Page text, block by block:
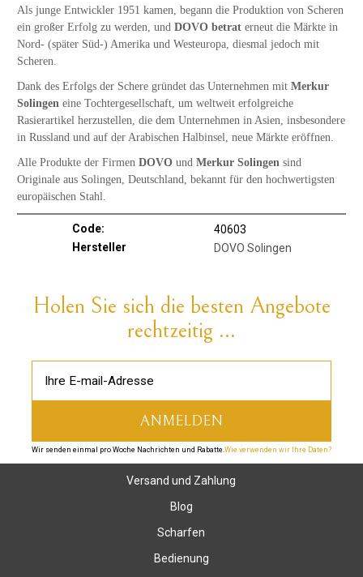
Als junge Entwickler 1951 kamen, begann die Produktion von Scheren
ein großer Erfolg zu werden, und DOVO betraterneut die Märkte in
Nord- (später Süd-) Amerika und Westeuropa, diesmal jedoch mit
Scheren.
Dank des Erfolgs der Schere gründet das Unternehmen mit Merkur
Solingeneine Tochtergesellschaft, um weltweit erfolgreiche
Rasierartikel herzustellen, die dem Unternehmen in Asien, insbesondere
in Russland und auf der Arabischen Halbinsel, neue Märkte eröffnen.
Alle Produkte der Firmen DOVOund Merkur Solingensind
Originale aus Solingen, Deutschland, bekannt für den hochwertigsten
europäischen Stahl.
Code:
40603
Hersteller
DOVO Solingen
Holen Sie sich die besten Angebote
rechtzeitig ...
Wir senden einmal pro Woche Nachrichten und Rabatte.Wie verwenden wir Ihre Daten?
Versand und Zahlung
Blog
Scharfen
Bedienung